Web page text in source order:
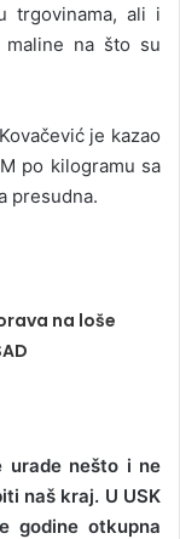
trgovinama, ali i
na što su
je kazao
po kilogramu sa
presudna.
na loše
urade nešto i ne
naš kraj. U USK
godine otkupna